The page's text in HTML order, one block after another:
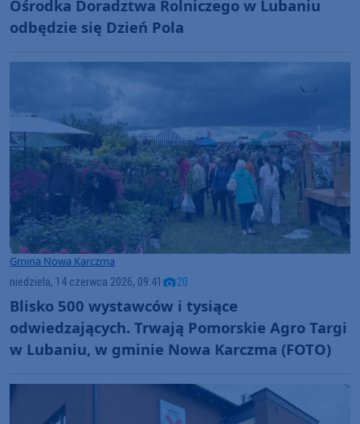
Ośrodka Doradztwa Rolniczego w Lubaniu
odbędzie się Dzień Pola
Gmina Nowa Karczma
niedziela, 14 czerwca 2026, 09:41 20
Blisko 500 wystawców i tysiące
odwiedzających. Trwają Pomorskie Agro Targi
w Lubaniu, w gminie Nowa Karczma (FOTO)